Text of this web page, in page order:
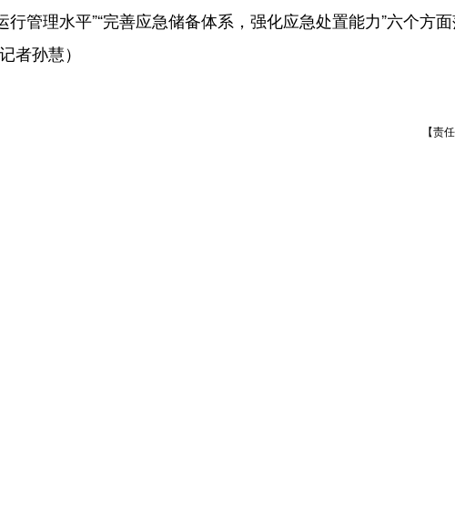
行管理水平”“完善应急储备体系，强化应急处置能力”六个方
者孙慧）
【责